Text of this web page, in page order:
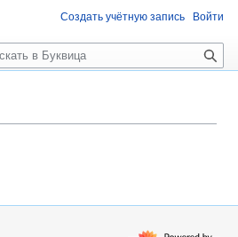
Создать учётную запись Войти